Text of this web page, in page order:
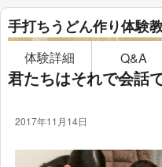
手打ちうどん作り体験
体験詳細 Q&A
君たちはそれで会話
2017年11月14日